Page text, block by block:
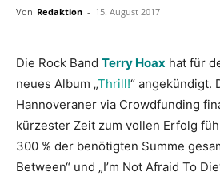
Von Redaktion - 15. August 2017
Die Rock Band Terry Hoax hat für
neues Album „Thrill!“ angekündigt.
Hannoveraner via Crowdfunding
kürzester Zeit zum vollen Erfolg
300 % der benötigten Summe
Between“ und „I’m Not Afraid To